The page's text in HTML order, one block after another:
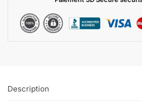
Description